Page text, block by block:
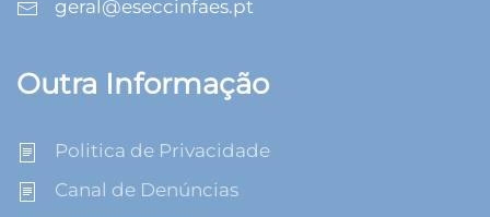
geral@eseccinfaes.pt
Outra Informação
Politica de Privacidade
Canal de Denúncias